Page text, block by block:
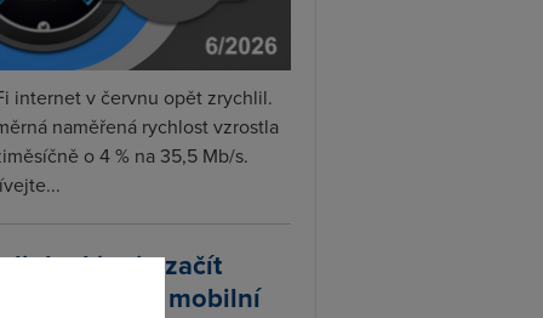
internet v červnu opět zrychlil.
naměřená rychlost vzrostla
o 4 % na 35,5 Mb/s.
plánuje začít
vlastní mobilní